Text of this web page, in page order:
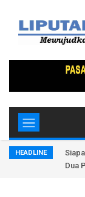
HEADLINE
Dua